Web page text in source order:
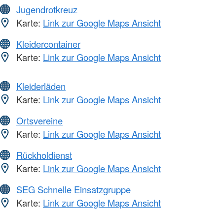
Jugendrotkreuz
Karte: Link zur Google Maps Ansicht
Kleidercontainer
Karte: Link zur Google Maps Ansicht
Kleiderläden
Karte: Link zur Google Maps Ansicht
Ortsvereine
Karte: Link zur Google Maps Ansicht
Rückholdienst
Karte: Link zur Google Maps Ansicht
SEG Schnelle Einsatzgruppe
Karte: Link zur Google Maps Ansicht